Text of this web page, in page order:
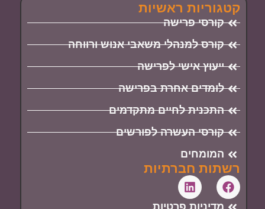
קטגוריות ראשיות
קורסי פרישה
קורס למנהלי משאבי אנוש ורווחה
ייעוץ אישי לפרישה
לומדים אחרת בפרישה
התכנית לחיים מתקדמים
קורסי העשרה לפורשים
המומחים
רשתות חברתיות
מדיניות פרטיות